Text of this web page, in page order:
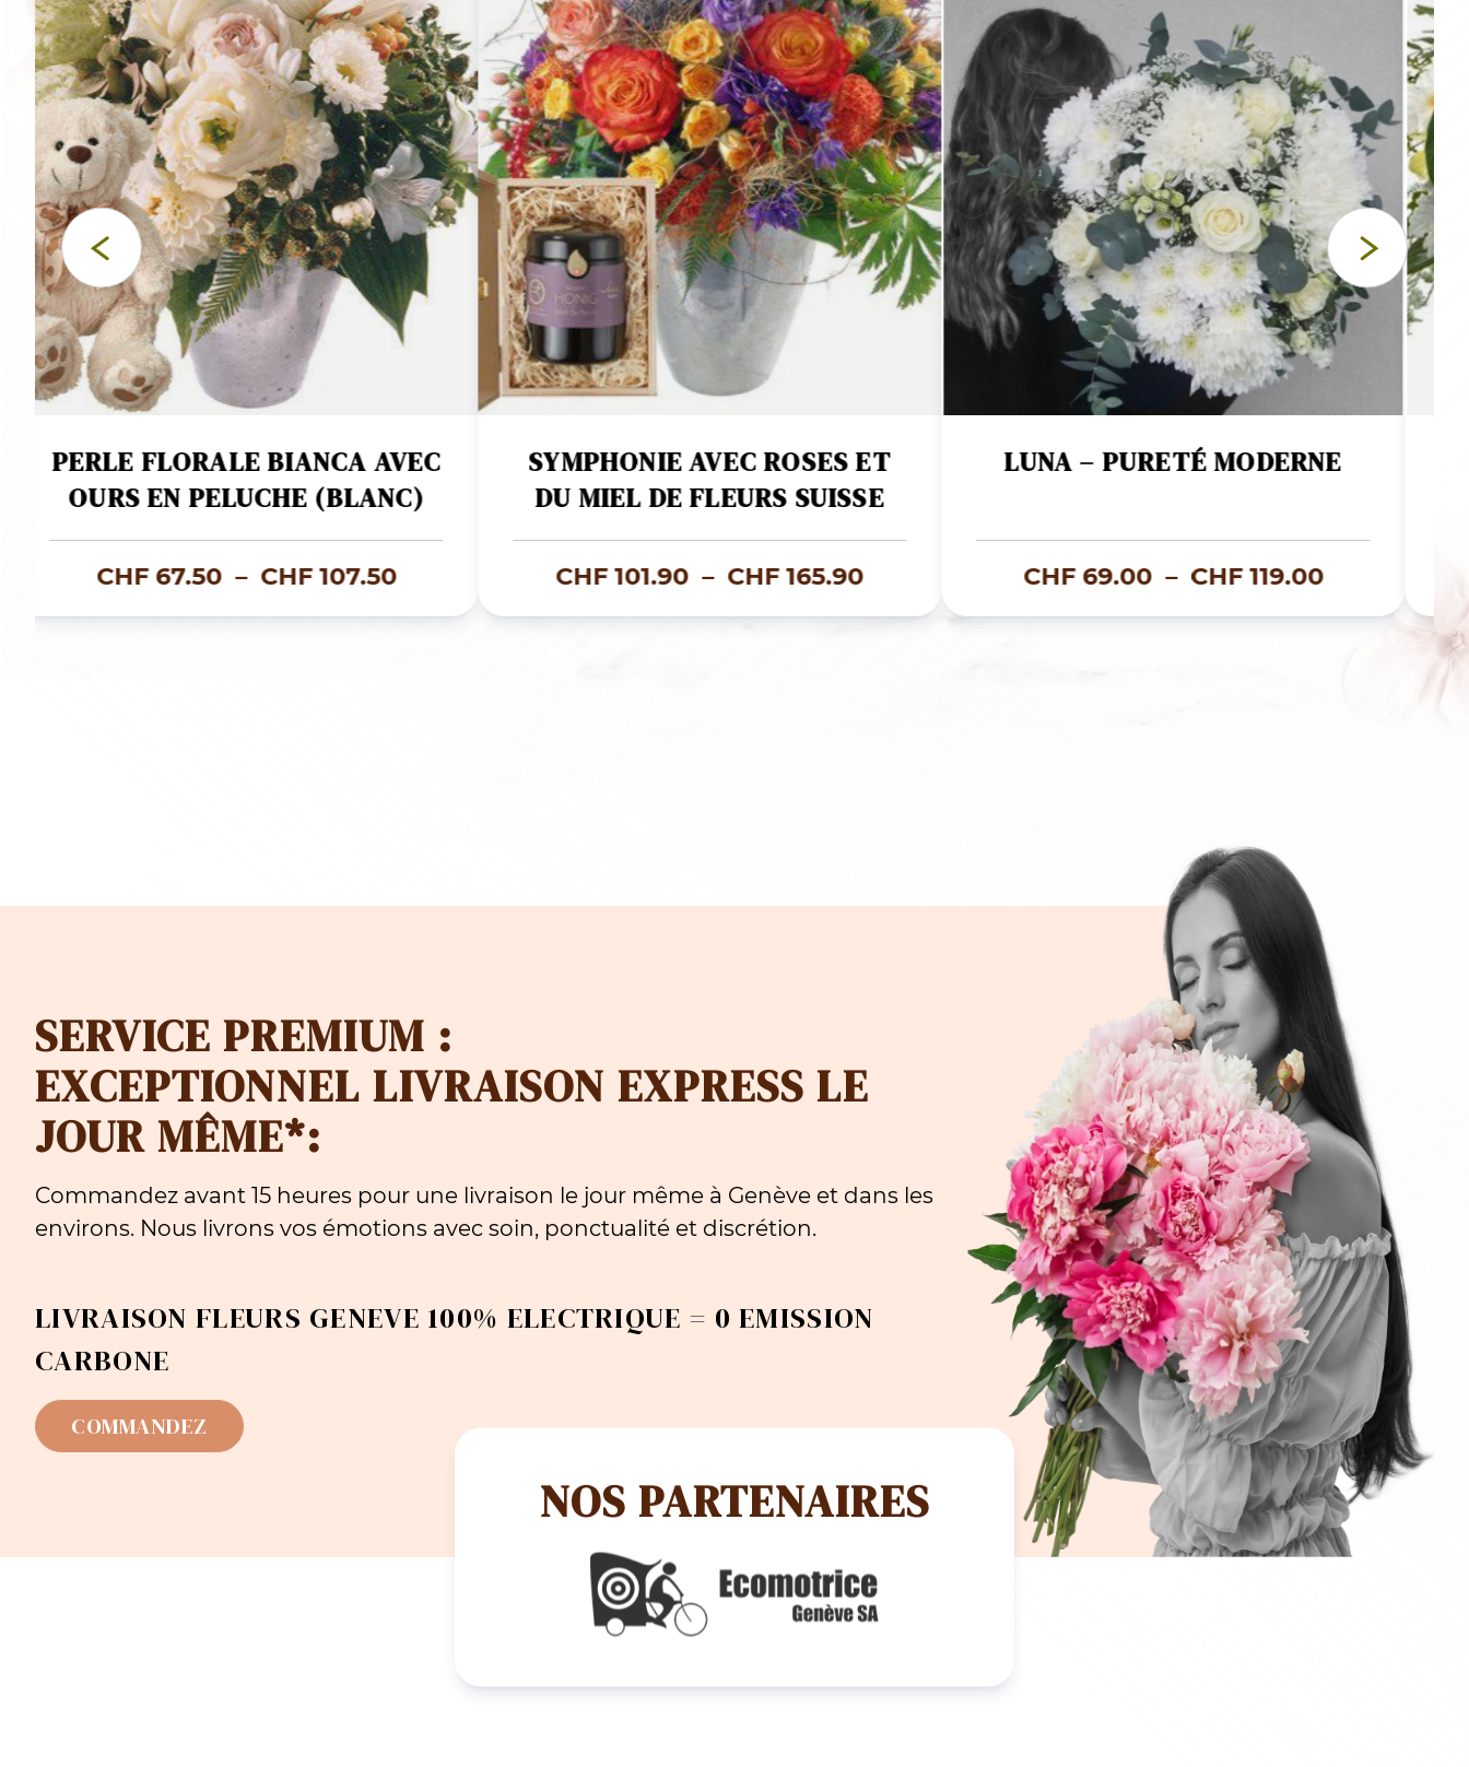
PERLE FLORALE BIANCA AVEC
OURS EN PELUCHE (BLANC)
CHF67.50 – CHF107.50Plage
de
SYMPHONIE AVEC ROSES ET
DU MIEL DE FLEURS SUISSE
CHF101.90 – CHF165.90Plage
de
LUNA – PURETÉ MODERNE
CHF69.00 – CHF119.00Plage
de
CHF 69.00
SERVICE PREMIUM :
EXCEPTIONNEL LIVRAISON EXPRESS LE
JOUR MÊME*:
Commandez avant 15 heures pour une livraison le jour même à Genève et dans les
environs. Nous livrons vos émotions avec soin, ponctualité et discrétion.
LIVRAISON FLEURS GENEVE 100% ELECTRIQUE = 0 EMISSION
CARBONE
COMMANDEZ
NOS PARTENAIRES